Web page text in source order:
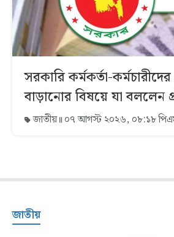
সরকারি কর্মকর্তা-
বাড়ানোর বিষয়ে যা বললেন
জাতীয় ০৭ আগস্ট ২০২৬, ০৮:১৮
জাতীয়